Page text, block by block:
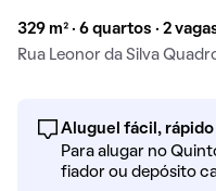
329 m² · 6 quartos · 2
Rua Leonor da Silva
Aluguel fácil, rápido
Para alugar no
fiador ou depósito